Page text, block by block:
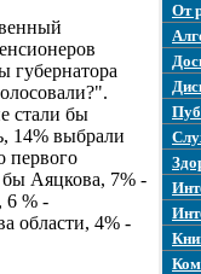
губернатора
стали бы
14% выбрали
первого
Аяцкова, 7% -
6 % -
области, 4% -
От